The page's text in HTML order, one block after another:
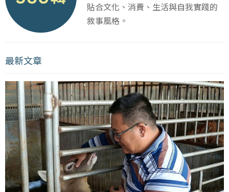
貼合文化、消費、生活與自我實踐的
敘事風格。
最新文章